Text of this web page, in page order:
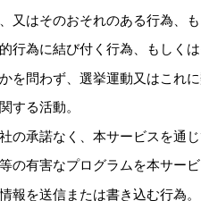
又はそのおそれのある行為、
行為に結び付く行為、もしくは
を問わず、選挙運動又はこれに
する活動。
の承諾なく、本サービスを通
の有害なプログラムを本サー
報を送信または書き込む行為。